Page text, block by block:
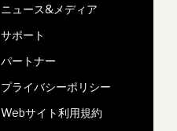
ニュース&メディア
サポート
パートナー
プライバシーポリシー
Webサイト利用規約